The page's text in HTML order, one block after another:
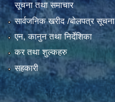
सूचना तथा समाचार
सार्वजनिक खरीद /बोलपत्र सूचना
एन, कानुन तथा निर्देशिका
कर तथा शुल्कहरु
सहकारी